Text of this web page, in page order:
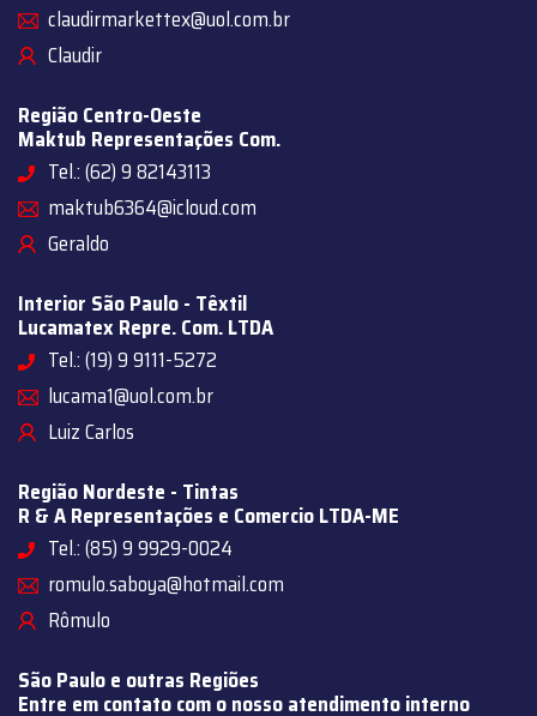
claudirmarkettex@uol.com.br
Claudir
Região Centro-Oeste
Maktub Representações Com.
Tel.: (62) 9 82143113
maktub6364@icloud.com
Geraldo
Interior São Paulo - Têxtil
Lucamatex Repre. Com. LTDA
Tel.: (19) 9 9111-5272
lucama1@uol.com.br
Luiz Carlos
Região Nordeste - Tintas
R & A Representações e Comercio LTDA-ME
Tel.: (85) 9 9929-0024
romulo.saboya@hotmail.com
Rômulo
São Paulo e outras Regiões
Entre em contato com o nosso atendimento interno